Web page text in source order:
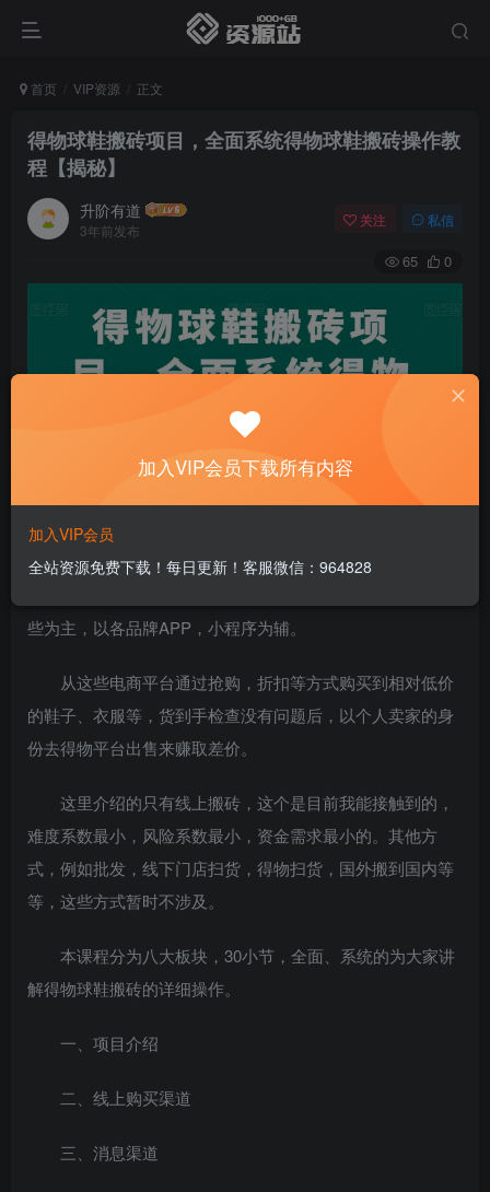
首页 VIP资源 正文
得物球鞋搬砖项目，全面系统得物球鞋搬砖操作教
程【揭秘】
升阶有道
3年前发布
关注 私信
65 0
今天给大家分享下得物球鞋搬砖的心得经验，希望这个
教程对大家能有所帮助。
些为主，以各品牌APP，小程序为辅。
从这些电商平台通过抢购，折扣等方式购买到相对低价
的鞋子、衣服等，货到手检查没有问题后，以个人卖家的身
份去得物平台出售来赚取差价。
这里介绍的只有线上搬砖，这个是目前我能接触到的，
难度系数最小，风险系数最小，资金需求最小的。其他方
式，例如批发，线下门店扫货，得物扫货，国外搬到国内等
等，这些方式暂时不涉及。
本课程分为八大板块，30小节，全面、系统的为大家讲
解得物球鞋搬砖的详细操作。
一、项目介绍
二、线上购买渠道
三、消息渠道
加入VIP会员下载所有内容
加入VIP会员
全站资源免费下载！每日更新！客服微信：964828